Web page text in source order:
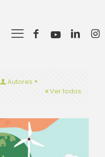
Autores
Ver todos